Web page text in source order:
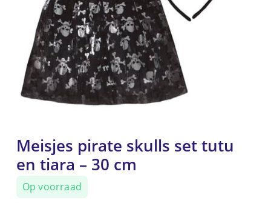
Meisjes pirate skulls set tutu
en tiara – 30 cm
Op voorraad